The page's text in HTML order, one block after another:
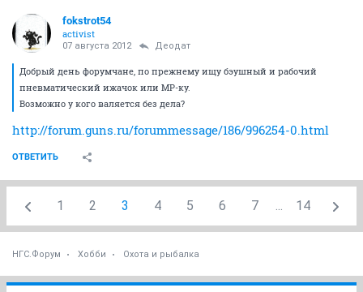
fokstrot54
activist
07 августа 2012 Деодат
Добрый день форумчане, по прежнему ищу бэушный и рабочий
пневматический ижачок или МР-ку.
Возможно у кого валяется без дела?
http://forum.guns.ru/forummessage/186/996254-0.html
ОТВЕТИТЬ
1 2 3 4 5 6 7 ... 14
НГС.Форум Хобби Охота и рыбалка